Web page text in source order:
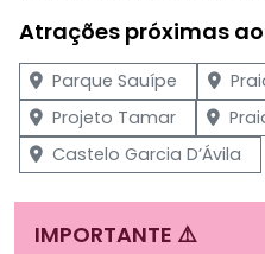
Atrações próximas
Parque Sauípe
Projeto Tamar
Castelo Garcia D’Ávila
IMPORTANTE ⚠️